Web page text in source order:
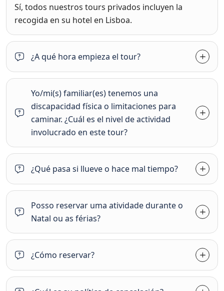
Sí, todos nuestros tours privados incluyen la
recogida en su hotel en Lisboa.
¿A qué hora empieza el tour?
Yo/mi(s) familiar(es) tenemos una
discapacidad física o limitaciones para
caminar. ¿Cuál es el nivel de actividad
involucrado en este tour?
¿Qué pasa si llueve o hace mal tiempo?
Posso reservar uma atividade durante o
Natal ou as férias?
¿Cómo reservar?